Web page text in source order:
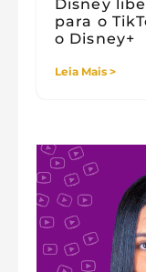
Disney
para o
o Disney+
Leia Mais >